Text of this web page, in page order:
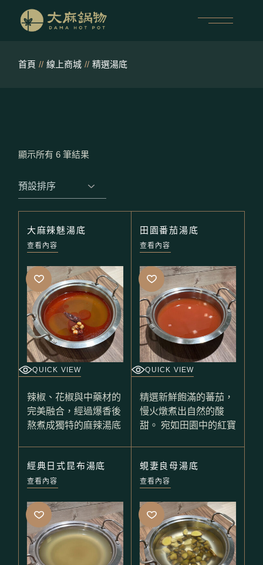
首頁 線上商城 精選湯底
顯示所有 6 筆結果
大麻辣魅湯底
查看內容
QUICK VIEW
辣椒、花椒與中藥材的
完美融合，經過爆香後
熬煮成獨特的麻辣湯底
田園番茄湯底
查看內容
QUICK VIEW
精選新鮮飽滿的蕃茄，
慢火燉煮出自然的酸
甜。 宛如田園中的紅寶
經典日式昆布湯底
查看內容
蜆妻良母湯底
查看內容